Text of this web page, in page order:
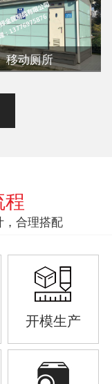
移动厕所
，合理搭配
开模生产